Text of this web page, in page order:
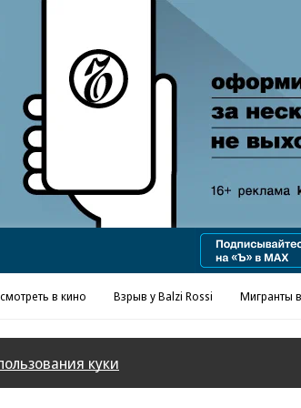
в «Ъ» www.kommersant.ru/ad
в кино Взрыв у Balzi Rossi Мигранты
куки